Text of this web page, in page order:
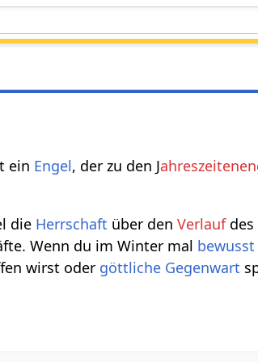
ein Engel, der zu den J
die Herrschaft über denVerlaufdes
Wenn du im Winter mal bewusst
wirst oder göttliche Gegenwart